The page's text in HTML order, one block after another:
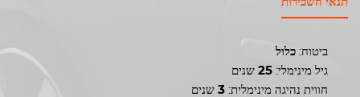
ביטוח: כלול
גיל מינימלי: 25 שנים
חווית נהיגה מינימלית: 3 שנים